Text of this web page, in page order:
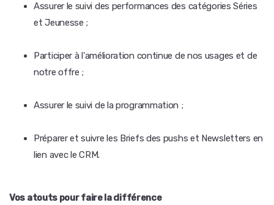
Assurer le suivi des performances des catégories Séries
et Jeunesse ;
Participer à l'amélioration continue de nos usages et de
notre offre ;
Assurer le suivi de la programmation ;
Préparer et suivre les Briefs des pushs et Newsletters en
lien avec le CRM.
Vos atouts pour faire la différence